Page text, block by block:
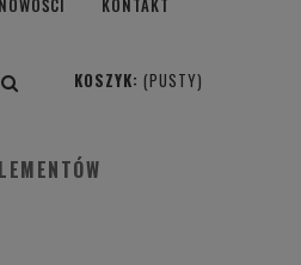
NOWOŚCI KONTAKT
KOSZYK: (PUSTY)